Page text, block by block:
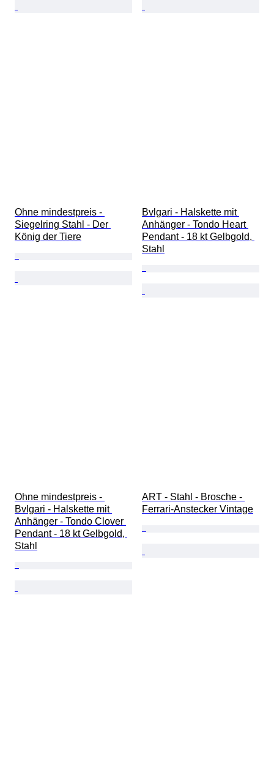
Ohne mindestpreis -
Siegelring Stahl - Der
König der Tiere
Bvlgari - Halskette mit
Anhänger - Tondo Heart
Pendant - 18 kt Gelbgold,
Stahl
Ohne mindestpreis -
Bvlgari - Halskette mit
Anhänger - Tondo Clover
Pendant - 18 kt Gelbgold,
Stahl
ART - Stahl - Brosche -
Ferrari-Anstecker Vintage